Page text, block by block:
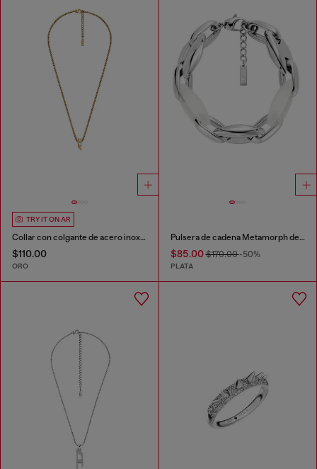
TRY IT ON AR
Collar con colgante de acero inoxidable
$110.00
ORO
Pulsera de cadena Metamorph de acero inoxidable y silicona
$85.00$170.00-50%
PLATA